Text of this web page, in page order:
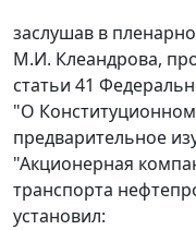
заслушав в
М.И. Клеандрова,
статьи 41
"О
предварительное
"Акционерная
транспорта
установил: